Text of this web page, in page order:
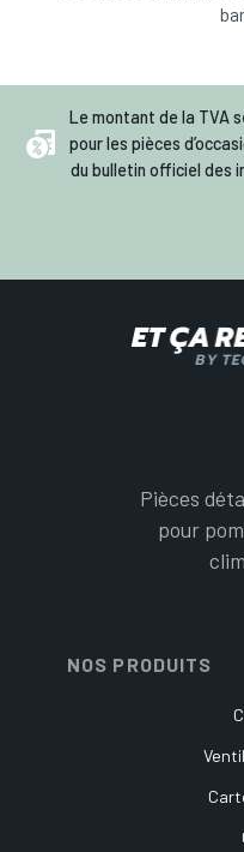
Le montant de la TVA
pour les pièces
du bulletin officiel des
Pièces
pour
NOS PRODUITS